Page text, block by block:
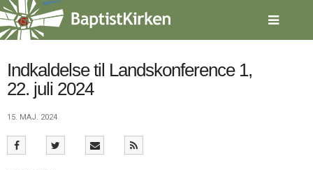
Spring
menu
over
gå
indhold Vend
forsiden
Forside
Indkaldelse til Landskonference 1,
22. juli 2024
15. MAJ. 2024